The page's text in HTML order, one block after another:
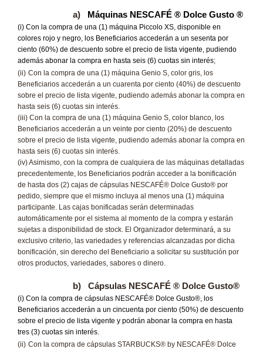
a) Máquinas NESCAFÉ ® Dolce Gusto ®
(i) Con la compra de una (1) máquina Piccolo XS, disponible en
colores rojo y negro, los Beneficiarios accederán a un sesenta por
ciento (60%) de descuento sobre el precio de lista vigente, pudiendo
además abonar la compra en hasta seis (6) cuotas sin interés;
(ii) Con la compra de una (1) máquina Genio S, color gris, los
Beneficiarios accederán a un cuarenta por ciento (40%) de descuento
sobre el precio de lista vigente, pudiendo además abonar la compra en
hasta seis (6) cuotas sin interés.
(iii) Con la compra de una (1) máquina Genio S, color blanco, los
Beneficiarios accederán a un veinte por ciento (20%) de descuento
sobre el precio de lista vigente, pudiendo además abonar la compra en
hasta seis (6) cuotas sin interés.
(iv) Asimismo, con la compra de cualquiera de las máquinas detalladas
precedentemente, los Beneficiarios podrán acceder a la bonificación
de hasta dos (2) cajas de cápsulas NESCAFÉ® Dolce Gusto® por
pedido, siempre que el mismo incluya al menos una (1) máquina
participante. Las cajas bonificadas serán determinadas
automáticamente por el sistema al momento de la compra y estarán
sujetas a disponibilidad de stock. El Organizador determinará, a su
exclusivo criterio, las variedades y referencias alcanzadas por dicha
bonificación, sin derecho del Beneficiario a solicitar su sustitución por
otros productos, variedades, sabores o dinero.
b) Cápsulas NESCAFÉ ® Dolce Gusto®
(i) Con la compra de cápsulas NESCAFÉ® Dolce Gusto®, los
Beneficiarios accederán a un cincuenta por ciento (50%) de descuento
sobre el precio de lista vigente y podrán abonar la compra en hasta
tres (3) cuotas sin interés.
(ii) Con la compra de cápsulas STARBUCKS® by NESCAFÉ® Dolce